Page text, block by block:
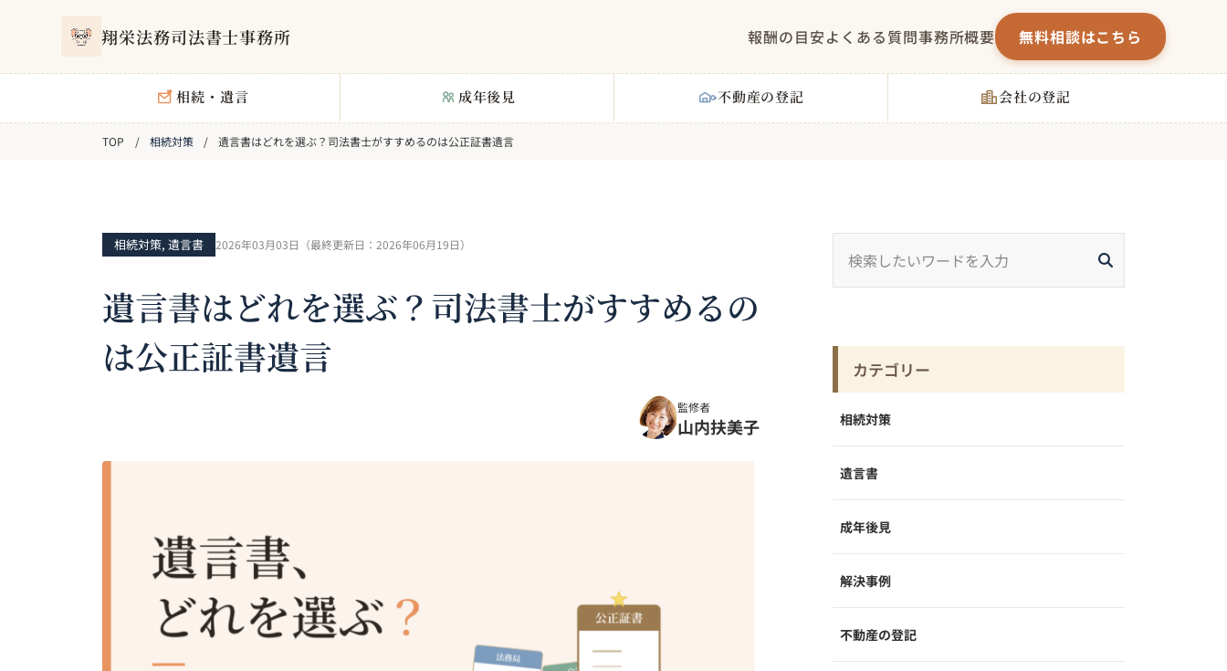
翔栄法務司法書士事務所 報酬の目安よくある質問事務所概要 無料相談はこちら
相続・遺言 成年後見 不動産の登記 会社の登記
相続対策 遺言書はどれを選ぶ？司法書士がすすめるのは公正証書遺言
相続対策, 遺言書 2026年03月03日 （最終更新日： 2026年06月19日）
遺言書はどれを選ぶ？司法書士がすすめるの
は公正証書遺言
監修者
山内扶美子
カテゴリー
相続対策
遺言書
成年後見
解決事例
不動産の登記